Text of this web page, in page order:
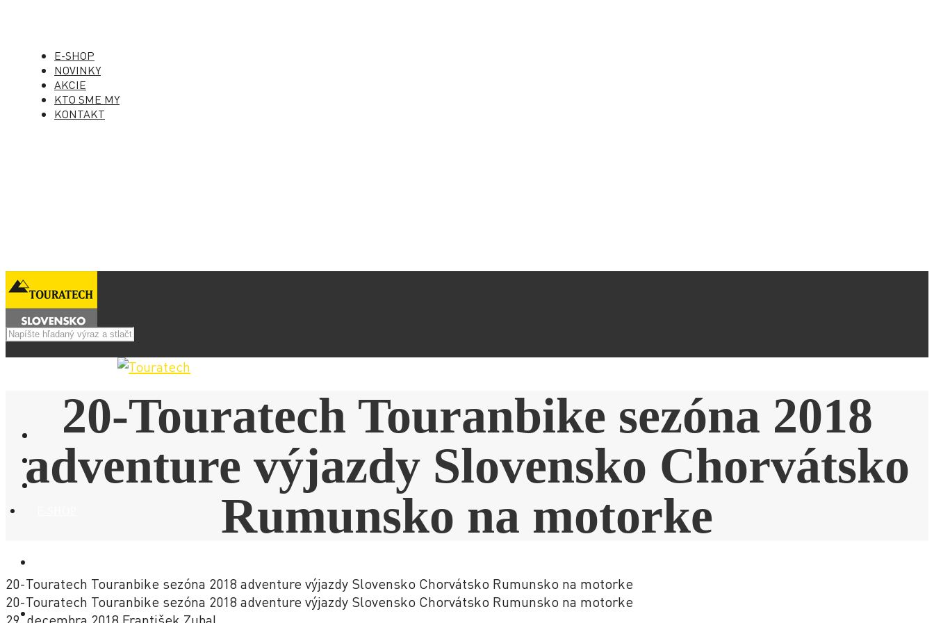
E-SHOP
NOVINKY
AKCIE
KTO SME MY
KONTAKT
Menu
AKCIE
20-Touratech Touranbike sezóna 2018
adventure výjazdy Slovensko Chorvátsko
Rumunsko na motorke
20-Touratech Touranbike sezóna 2018 adventure výjazdy Slovensko Chorvátsko Rumunsko na motorke
20-Touratech Touranbike sezóna 2018 adventure výjazdy Slovensko Chorvátsko Rumunsko na motorke